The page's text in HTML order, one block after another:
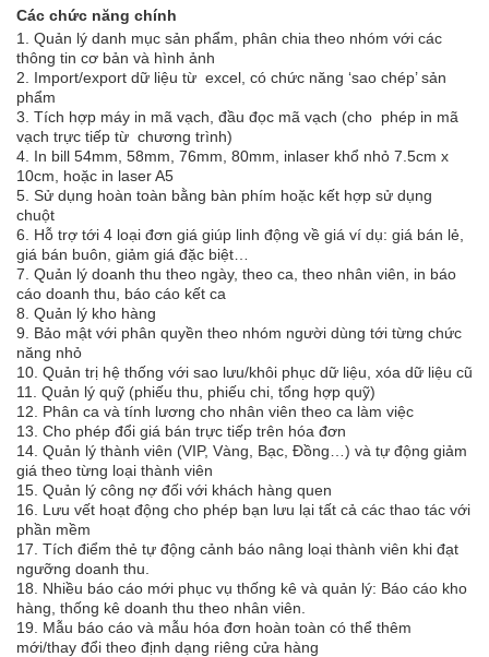
Các chức năng chính
1. Quản lý danh mục sản phẩm, phân chia theo nhóm với các
thông tin cơ bản và hình ảnh
2. Import/export dữ liệu từ excel, có chức năng ‘sao chép’ sản
phẩm
3. Tích hợp máy in mã vạch, đầu đọc mã vạch (cho phép in mã
vạch trực tiếp từ chương trình)
4. In bill 54mm, 58mm, 76mm, 80mm, inlaser khổ nhỏ 7.5cm x
10cm, hoặc in laser A5
5. Sử dụng hoàn toàn bằng bàn phím hoặc kết hợp sử dụng
chuột
6. Hỗ trợ tới 4 loại đơn giá giúp linh động về giá ví dụ: giá bán lẻ,
giá bán buôn, giảm giá đặc biệt…
7. Quản lý doanh thu theo ngày, theo ca, theo nhân viên, in báo
cáo doanh thu, báo cáo kết ca
8. Quản lý kho hàng
9. Bảo mật với phân quyền theo nhóm người dùng tới từng chức
năng nhỏ
10. Quản trị hệ thống với sao lưu/khôi phục dữ liệu, xóa dữ liệu cũ
11. Quản lý quỹ (phiếu thu, phiếu chi, tổng hợp quỹ)
12. Phân ca và tính lương cho nhân viên theo ca làm việc
13. Cho phép đổi giá bán trực tiếp trên hóa đơn
14. Quản lý thành viên (VIP, Vàng, Bạc, Đồng…) và tự động giảm
giá theo từng loại thành viên
15. Quản lý công nợ đối với khách hàng quen
16. Lưu vết hoạt động cho phép bạn lưu lại tất cả các thao tác với
phần mềm
17. Tích điểm thẻ tự động cảnh báo nâng loại thành viên khi đạt
ngưỡng doanh thu.
18. Nhiều báo cáo mới phục vụ thống kê và quản lý: Báo cáo kho
hàng, thống kê doanh thu theo nhân viên.
19. Mẫu báo cáo và mẫu hóa đơn hoàn toàn có thể thêm
mới/thay đổi theo định dạng riêng cửa hàng